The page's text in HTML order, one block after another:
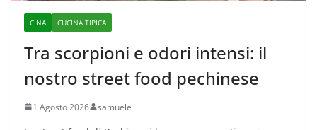
CINA CUCINA TIPICA
Tra scorpioni e odori intensi: il
nostro street food pechinese
1 Agosto 2026 samuele